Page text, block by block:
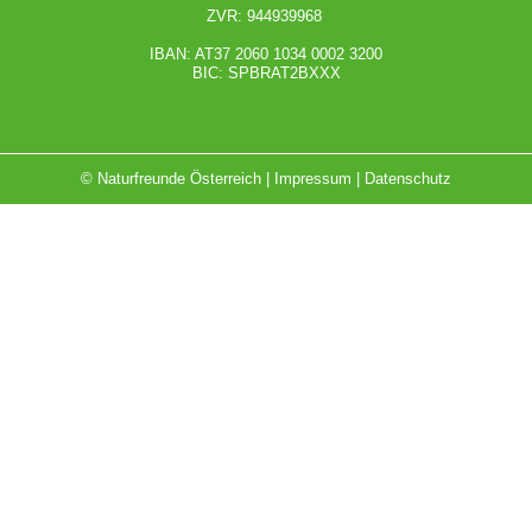
ZVR: 944939968
IBAN: AT37 2060 1034 0002 3200
BIC: SPBRAT2BXXX
© Naturfreunde Österreich | Impressum Datenschutz